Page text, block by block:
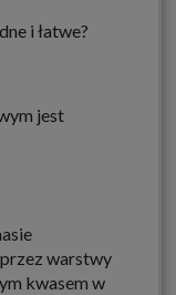
i łatwe?
jest
warstwy
kwasem w